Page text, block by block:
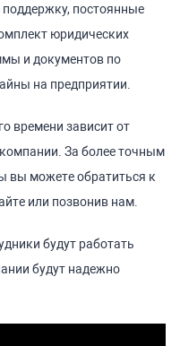
поддержку, постоянные
юридических
и документов по
на предприятии.
времени зависит от
За более точным
вы можете обратиться к
или позвонив нам.
будут работать
будут надежно